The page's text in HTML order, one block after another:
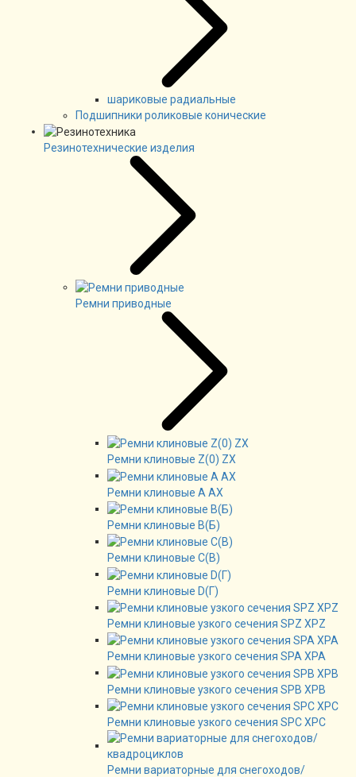
шариковые радиальные
Подшипники роликовые конические
Резинотехнические изделия
Ремни приводные
Ремни клиновые Z(0) ZX
Ремни клиновые А AX
Ремни клиновые В(Б)
Ремни клиновые C(B)
Ремни клиновые D(Г)
Ремни клиновые узкого сечения SPZ XPZ
Ремни клиновые узкого сечения SPA XPA
Ремни клиновые узкого сечения SPB XPB
Ремни клиновые узкого сечения SPC XPC
Ремни вариаторные для снегоходов/